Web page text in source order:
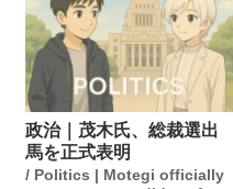
政治｜茂木氏、総裁選出
馬を正式表明
/ Politics | Motegi officially